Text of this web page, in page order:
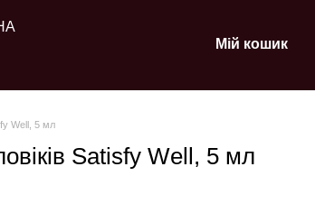
Мій кошик
Well, 5 мл
Satisfy Well, 5 мл